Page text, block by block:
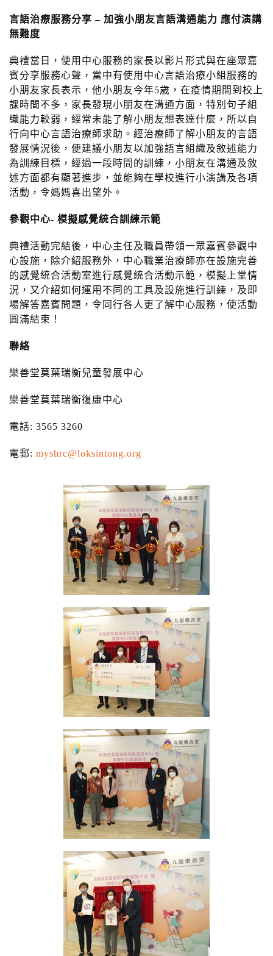
言語治療服務分享– 加強小朋友言語溝通能力 應付演講
無難度
典禮當日，使用中心服務的家長以影片形式與在座眾嘉
賓分享服務心聲，當中有使用中心言語治療小組服務的
小朋友家長表示，他小朋友今年5歲，在疫情期間到校上
課時間不多，家長發現小朋友在溝通方面，特別句子組
織能力較弱，經常未能了解小朋友想表達什麼，所以自
行向中心言語治療師求助。經治療師了解小朋友的言語
發展情況後，便建議小朋友以加強語言組織及敘述能力
為訓練目標，經過一段時間的訓練，小朋友在溝通及敘
述方面都有顯著進步，並能夠在學校進行小演講及各項
活動，令媽媽喜出望外。
參觀中心- 模擬感覺統合訓 練示範
典禮活動完結後，中心主任及職員帶領一眾嘉賓參觀中
心設施，除介紹服務外，中心職業治療師亦在設施完善
的感覺統合活動室進行感覺統合活動示範，模擬上堂情
況，又介紹如何運用不同的工具及設施進行訓練，及即
場解答嘉賓問題，令同行各人更了解中心服務，使活動
圓滿結束！
聯絡
樂善堂莫葉瑞衡兒童發展中心
樂善堂莫葉瑞衡復康中心
電話: 3565 3260
電郵: myshrc@loksintong.org